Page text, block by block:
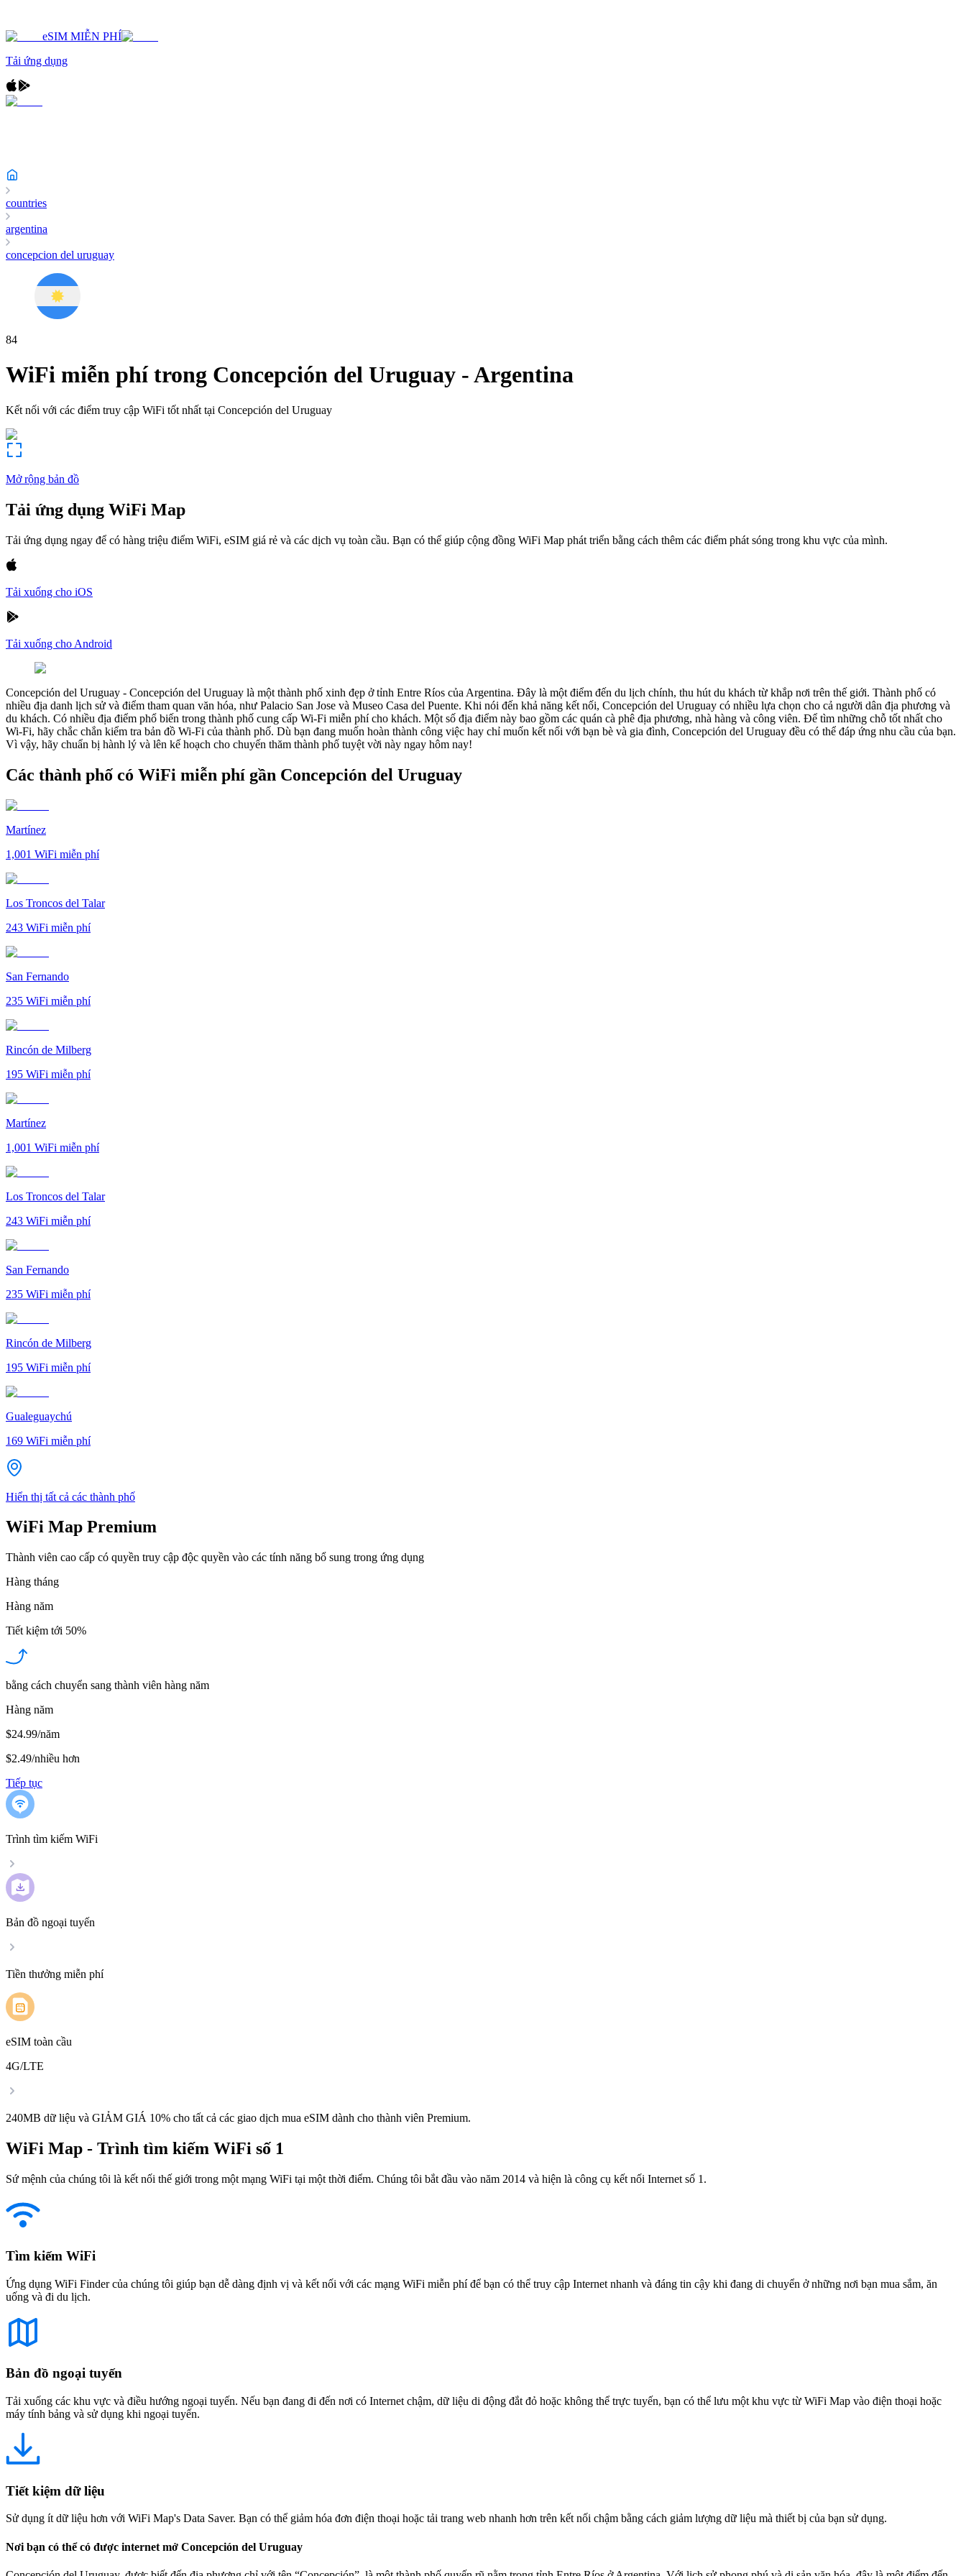
eSIM MIỄN PHÍ
Tải ứng dụng
countries
argentina
concepcion del uruguay
84
WiFi miễn phí trong Concepción del Uruguay -Argentina
Kết nối với các điểm truy cập WiFi tốt nhất tại Concepción del Uruguay
Mở rộng bản đồ
Tải ứng dụng WiFi Map
Tải ứng dụng ngay để có hàng triệu điểm WiFi, eSIM giá rẻ và các dịch vụ toàn cầu. Bạn có thể giúp cộng đồng WiFi Map phát triển bằng cách thêm các điểm phát sóng trong khu vực của mình.
Tải xuống cho iOS
Tải xuống cho Android
Concepción del Uruguay - Concepción del Uruguay là một thành phố xinh đẹp ở tỉnh Entre Ríos của Argentina. Đây là một điểm đến du lịch chính, thu hút du khách từ khắp nơi trên thế giới. Thành phố có
nhiều địa danh lịch sử và điểm tham quan văn hóa, như Palacio San Jose và Museo Casa del Puente. Khi nói đến khả năng kết nối, Concepción del Uruguay có nhiều lựa chọn cho cả người dân địa phương và
du khách. Có nhiều địa điểm phổ biến trong thành phố cung cấp Wi-Fi miễn phí cho khách. Một số địa điểm này bao gồm các quán cà phê địa phương, nhà hàng và công viên. Để tìm những chỗ tốt nhất cho
Wi-Fi, hãy chắc chắn kiểm tra bản đồ Wi-Fi của thành phố. Dù bạn đang muốn hoàn thành công việc hay chỉ muốn kết nối với bạn bè và gia đình, Concepción del Uruguay đều có thể đáp ứng nhu cầu của bạn.
Vì vậy, hãy chuẩn bị hành lý và lên kế hoạch cho chuyến thăm thành phố tuyệt vời này ngay hôm nay!
Các thành phố có WiFi miễn phí gần Concepción del Uruguay
Martínez
1,001 WiFi miễn phí
Los Troncos del Talar
243 WiFi miễn phí
San Fernando
235 WiFi miễn phí
Rincón de Milberg
195 WiFi miễn phí
Martínez
1,001 WiFi miễn phí
Los Troncos del Talar
243 WiFi miễn phí
San Fernando
235 WiFi miễn phí
Rincón de Milberg
195 WiFi miễn phí
Gualeguaychú
169 WiFi miễn phí
Hiển thị tất cả các thành phố
WiFi Map Premium
Thành viên cao cấp có quyền truy cập độc quyền vào các tính năng bổ sung trong ứng dụng
Hàng tháng
Hàng năm
Tiết kiệm tới 50%
bằng cách chuyển sang thành viên hàng năm
Hàng năm
$24.99/năm
$2.49/nhiều hơn
Tiếp tục
Trình tìm kiếm WiFi
Bản đồ ngoại tuyến
Tiền thưởng miễn phí
eSIM toàn cầu
4G/LTE
240MB dữ liệu và GIẢM GIÁ 10% cho tất cả các giao dịch mua eSIM dành cho thành viên Premium.
WiFi Map - Trình tìm kiếm WiFi số 1
Sứ mệnh của chúng tôi là kết nối thế giới trong một mạng WiFi tại một thời điểm. Chúng tôi bắt đầu vào năm 2014 và hiện là công cụ kết nối Internet số 1.
Tìm kiếm WiFi
Ứng dụng WiFi Finder của chúng tôi giúp bạn dễ dàng định vị và kết nối với các mạng WiFi miễn phí để bạn có thể truy cập Internet nhanh và đáng tin cậy khi đang di chuyển ở những nơi bạn mua sắm, ăn
uống và đi du lịch.
Bản đồ ngoại tuyến
Tải xuống các khu vực và điều hướng ngoại tuyến. Nếu bạn đang đi đến nơi có Internet chậm, dữ liệu di động đắt đỏ hoặc không thể trực tuyến, bạn có thể lưu một khu vực từ WiFi Map vào điện thoại hoặc
máy tính bảng và sử dụng khi ngoại tuyến.
Tiết kiệm dữ liệu
Sử dụng ít dữ liệu hơn với WiFi Map's Data Saver. Bạn có thể giảm hóa đơn điện thoại hoặc tải trang web nhanh hơn trên kết nối chậm bằng cách giảm lượng dữ liệu mà thiết bị của bạn sử dụng.
Nơi bạn có thể có được internet mở Concepción del Uruguay